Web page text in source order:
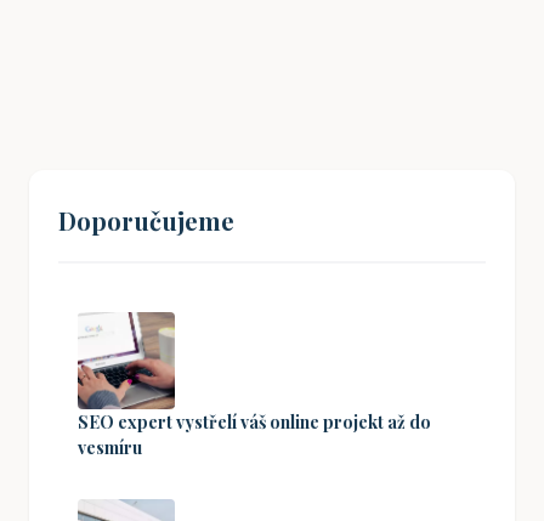
Doporučujeme
SEO expert vystřelí váš online projekt až do
vesmíru